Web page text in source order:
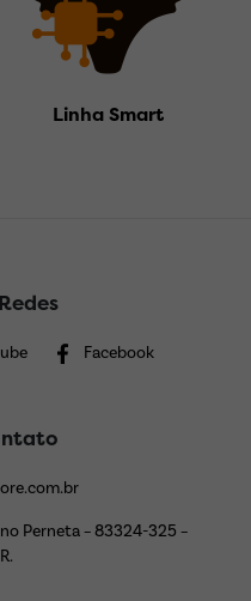
Linha Smart
Facebook
Perneta – 83324-325 –